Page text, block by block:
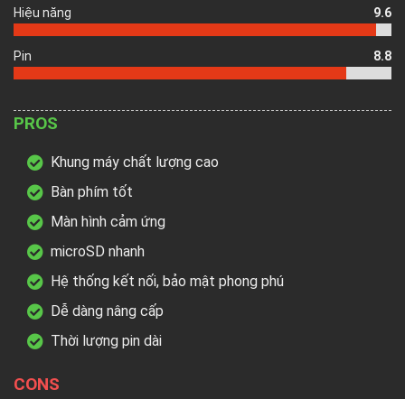
Hiệu năng 9.6
Pin 8.8
PROS
Khung máy chất lượng cao
Bàn phím tốt
Màn hình cảm ứng
microSD nhanh
Hệ thống kết nối, bảo mật phong phú
Dễ dàng nâng cấp
Thời lượng pin dài
CONS